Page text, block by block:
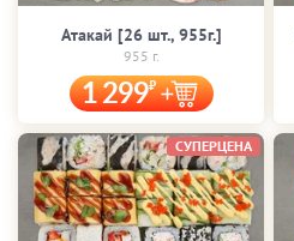
Атакай [26 шт., 955г.]
955 г.
1 299
СУПЕРЦЕНА